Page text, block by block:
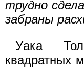
трудно
забраны
Уака
квадратных